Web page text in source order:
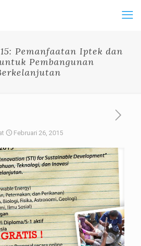
Pemanfaatan Iptek dan
Pembangunan
Februari 26, 2015